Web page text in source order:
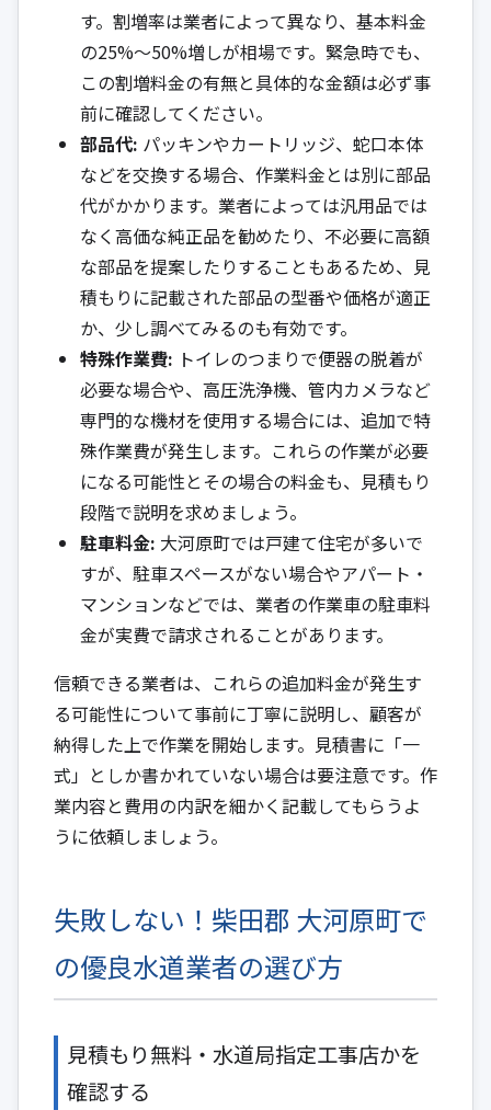
す。割増率は業者によって異なり、基本料金
の25%〜50%増しが相場です。緊急時でも、
この割増料金の有無と具体的な金額は必ず事
前に確認してください。
部品代: パッキンやカートリッジ、蛇口本体
などを交換する場合、作業料金とは別に部品
代がかかります。業者によっては汎用品では
なく高価な純正品を勧めたり、不必要に高額
な部品を提案したりすることもあるため、見
積もりに記載された部品の型番や価格が適正
か、少し調べてみるのも有効です。
特殊作業費: トイレのつまりで便器の脱着が
必要な場合や、高圧洗浄機、管内カメラなど
専門的な機材を使用する場合には、追加で特
殊作業費が発生します。これらの作業が必要
になる可能性とその場合の料金も、見積もり
段階で説明を求めましょう。
駐車料金: 大河原町では戸建て住宅が多いで
すが、駐車スペースがない場合やアパート・
マンションなどでは、業者の作業車の駐車料
金が実費で請求されることがあります。
信頼できる業者は、これらの追加料金が発生す
る可能性について事前に丁寧に説明し、顧客が
納得した上で作業を開始します。見積書に「一
式」としか書かれていない場合は要注意です。作
業内容と費用の内訳を細かく記載してもらうよ
うに依頼しましょう。
失敗しない！柴田郡 大河原町で
の優良水道業者の選び方
見積もり無料・水道局指定工事店かを
確認する